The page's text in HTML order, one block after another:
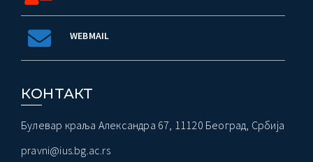
WEBMAIL
КОНТАКТ
Булевар краља Александра 67, 11120 Београд, Србија
pravni@ius.bg.ac.rs